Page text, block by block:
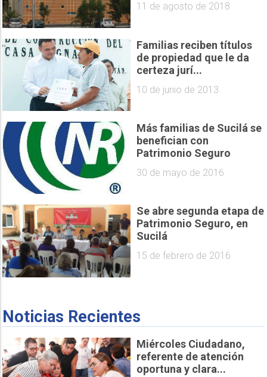
11 de agosto de 2018
Familias reciben títulos
de propiedad que le da
certeza jurí...
10 de junio de 2013
Más familias de Sucilá se
benefician con
Patrimonio Seguro
30 de mayo de 2016
Se abre segunda etapa de
Patrimonio Seguro, en
Sucilá
15 de febrero de 2016
Noticias Recientes
Miércoles Ciudadano,
referente de atención
oportuna y clara...